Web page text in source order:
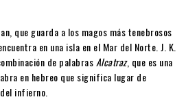
que guarda a los magos más tenebrosos
en una isla en el Mar del Norte. J. K.
de palabras Alcatraz, que es una
en hebreo que significa lugar de
infierno.